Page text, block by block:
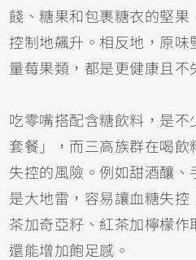
餞、糖果和包裹糖衣的堅果
控制地飆升。相反地，原味
量莓果類，都是更健康且不
吃零嘴搭配含糖飲料，是不
套餐」，而三高族群在喝
失控的風險。例如甜酒釀、
是大地雷，容易讓血糖失控
茶加奇亞籽、紅茶加檸檬作
還能增加飽足感。